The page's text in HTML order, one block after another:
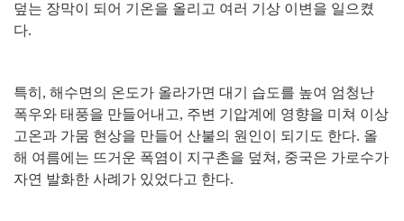
덮는 장막이 되어 기온을 올리고 여러 기상 이변을 일으켰
다.
특히 , 해수면의 온도가 올라가면 대기 습도를 높여 엄청난
폭우와 태풍을 만들어내고, 주변 기압계에 영향을 미쳐 이상
고온과 가뭄 현상을 만들어 산불의 원인이 되기도 한다. 올
해 여름에는 뜨거운 폭염이 지구촌을 덮쳐 , 중국은 가로수가
자연 발화한 사례가 있었다고 한다.